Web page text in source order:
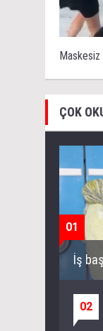
Maskesiz
ÇOK
01
İş
02